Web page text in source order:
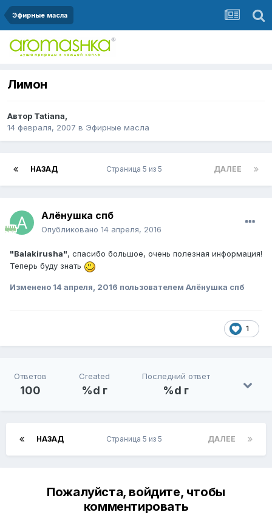
Эфирные масла
Лимон
Автор Tatiana,
14 февраля, 2007 в Эфирные масла
НАЗАД ДАЛЕЕ
Страница 5 из 5
Алёнушка спб
Опубликовано 14 апреля, 2016
"Balakirusha", спасибо большое, очень полезная информация!
Теперь буду знать
Изменено 14 апреля, 2016 пользователем Алёнушка спб
1
Ответов
100
Created
%d г
Последний ответ
%d г
НАЗАД ДАЛЕЕ
Страница 5 из 5
Пожалуйста, войдите, чтобы
комментировать